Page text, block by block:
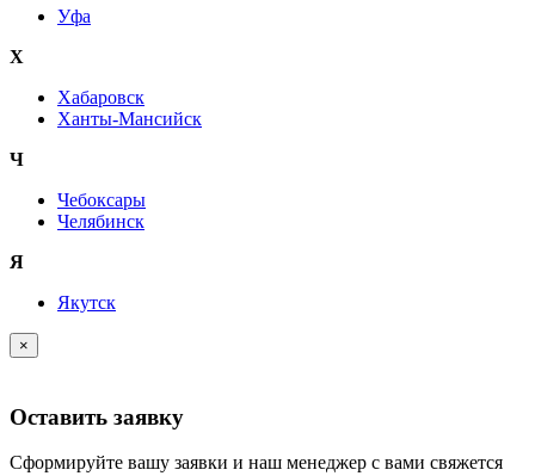
Уфа
Х
Хабаровск
Ханты-Мансийск
Ч
Чебоксары
Челябинск
Я
Якутск
×
Оставить заявку
Сформируйте вашу заявки и наш менеджер с вами свяжется